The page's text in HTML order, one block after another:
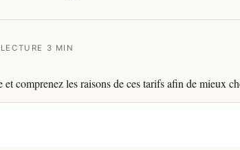
LECTURE 3 MIN